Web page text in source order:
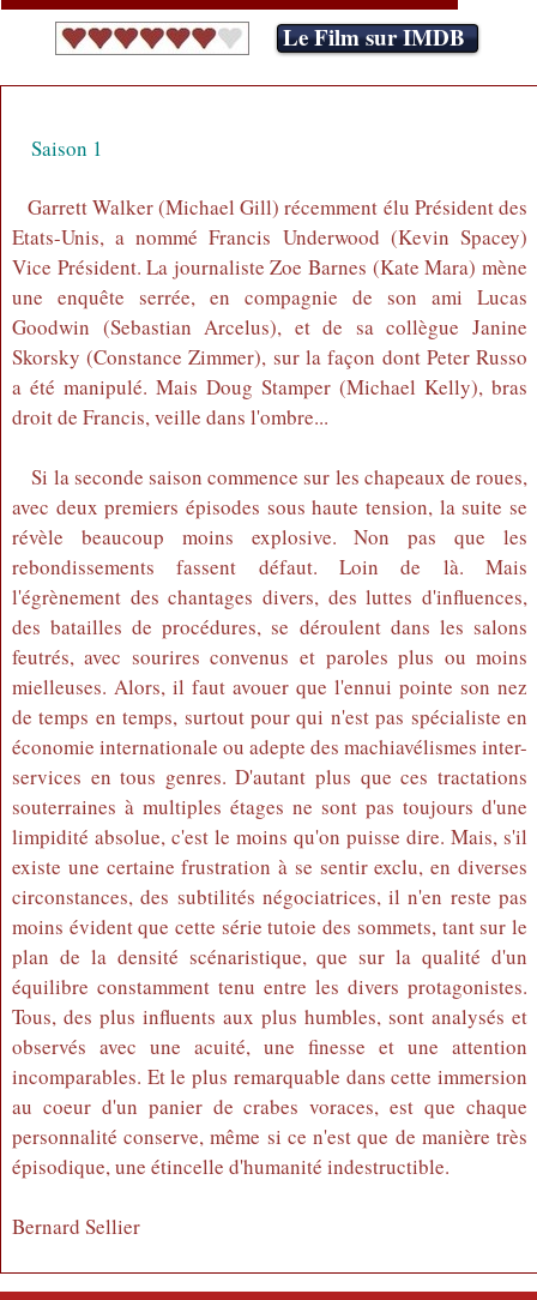
Le Film sur IMDB
Saison 1
Garrett Walker (Michael Gill) récemment élu Président des
Etats-Unis, a nommé Francis Underwood (Kevin Spacey)
Vice Président. La journaliste Zoe Barnes (Kate Mara) mène
une enquête serrée, en compagnie de son ami Lucas
Goodwin (Sebastian Arcelus), et de sa collègue Janine
Skorsky (Constance Zimmer), sur la façon dont Peter Russo
a été manipulé. Mais Doug Stamper (Michael Kelly), bras
droit de Francis, veille dans l'ombre...
Si la seconde saison commence sur les chapeaux de roues,
avec deux premiers épisodes sous haute tension, la suite se
révèle beaucoup moins explosive. Non pas que les
rebondissements fassent défaut. Loin de là. Mais
l'égrènement des chantages divers, des luttes d'influences,
des batailles de procédures, se déroulent dans les salons
feutrés, avec sourires convenus et paroles plus ou moins
mielleuses. Alors, il faut avouer que l'ennui pointe son nez
de temps en temps, surtout pour qui n'est pas spécialiste en
économie internationale ou adepte des machiavélismes inter-
services en tous genres. D'autant plus que ces tractations
souterraines à multiples étages ne sont pas toujours d'une
limpidité absolue, c'est le moins qu'on puisse dire. Mais, s'il
existe une certaine frustration à se sentir exclu, en diverses
circonstances, des subtilités négociatrices, il n'en reste pas
moins évident que cette série tutoie des sommets, tant sur le
plan de la densité scénaristique, que sur la qualité d'un
équilibre constamment tenu entre les divers protagonistes.
Tous, des plus influents aux plus humbles, sont analysés et
observés avec une acuité, une finesse et une attention
incomparables. Et le plus remarquable dans cette immersion
au coeur d'un panier de crabes voraces, est que chaque
personnalité conserve, même si ce n'est que de manière très
épisodique, une étincelle d'humanité indestructible.
Bernard Sellier